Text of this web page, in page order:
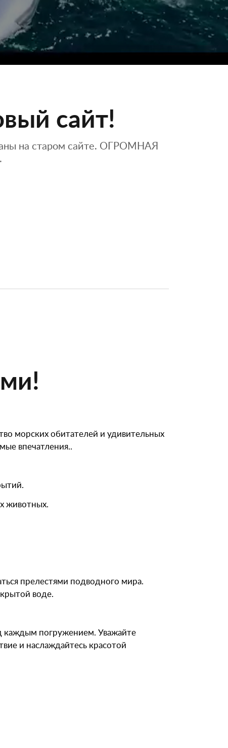
сайт!
на старом сайте. ОГРОМНАЯ
морских обитателей и удивительных
впечатления..
животных.
прелестями подводного мира.
воде.
каждым погружением. Уважайте
и наслаждайтесь красотой